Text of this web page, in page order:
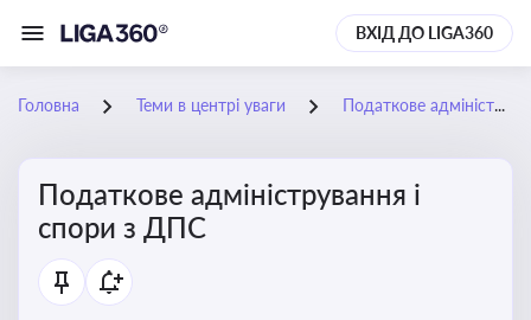
ВХІД ДО LIGA360
Головна Теми в центрі уваги Податкове адміністрування і спори з ДПС
Податкове адміністрування і
спори з ДПС